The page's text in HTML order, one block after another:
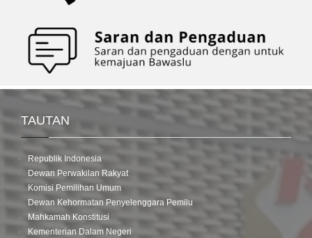
TAUTAN
Republik Indonesia
Dewan Perwakilan Rakyat
Komisi Pemilihan Umum
Dewan Kehormatan Penyelenggara Pemilu
Mahkamah Konstitusi
Kementerian Dalam Negeri